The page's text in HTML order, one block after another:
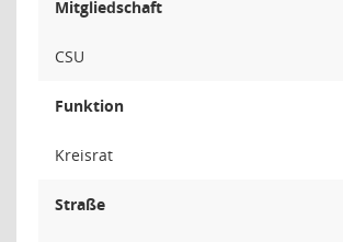
Mitgliedschaft
CSU
Funktion
Kreisrat
Straße